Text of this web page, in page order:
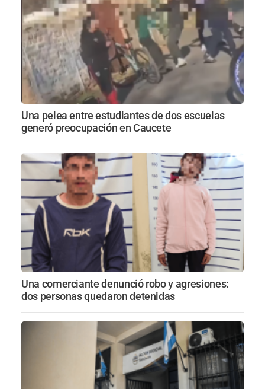
Una pelea entre estudiantes de dos escuelas
generó preocupación en Caucete
Una comerciante denunció robo y agresiones:
dos personas quedaron detenidas